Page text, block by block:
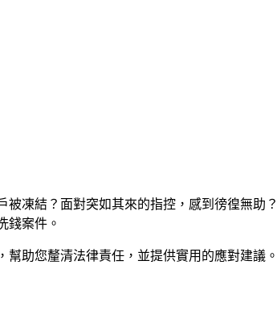
凍結？面對突如其來的指控，感到徬徨無助
錢案件。
助您釐清法律責任，並提供實用的應對建議。